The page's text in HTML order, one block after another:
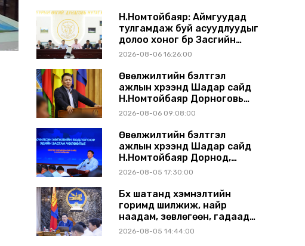
Н.Номтойбаяр: Аймгуудад
тулгамдаж буй асуудлуудыг
долоо хоног бүр Засгийн
газрын хуралдаанд
2026-08-06 16:26:00
Өвөлжилтийн бэлтгэл
ажлын хүрээнд Шадар сайд
Н.Номтойбаяр Дорноговь
аймагт ажиллав
2026-08-06 09:08:00
Өвөлжилтийн бэлтгэл
ажлын хүрээнд Шадар сайд
Н.Номтойбаяр Дорнод,
Сүхбаатар аймагт ажиллав
2026-08-05 17:30:00
Бүх шатанд хэмнэлтийн
горимд шилжиж, найр
наадам, зөвлөгөөн, гадаад
томилолтыг хориглолоо
2026-08-05 14:44:00